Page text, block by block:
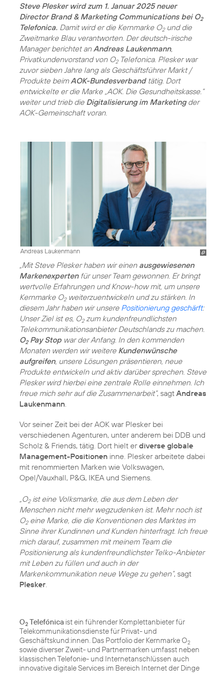
Steve Plesker wird zum 1. Januar 2025 neuer
Director Brand & Marketing Communications bei O2
Telefonica. Damit wird er die Kernmarke O2und die
Zweitmarke Blau verantworten. Der deutsch-irische
Manager berichtet anAndreas Laukenmann,
Privatkundenvorstand von O2Telefonica. Plesker war
zuvor sieben Jahre lang als Geschäftsführer Markt /
Produkte beimAOK-Bundesverbandtätig. Dort
entwickelte er die Marke „AOK. Die Gesundheitskasse.“
weiter und trieb die Digitalisierung im Marketingder
AOK-Gemeinschaft voran.
Andreas Laukenmann
„Mit Steve Plesker haben wir einen ausgewiesenen
Markenexpertenfür unser Team gewonnen. Er bringt
wertvolle Erfahrungen und Know-how mit, um unsere
Kernmarke O2weiterzuentwickeln und zu stärken. In
diesem Jahr haben wir unsere Positionierung geschärft:
Unser Ziel ist es, O2zum kundenfreundlichsten
Telekommunikationsanbieter Deutschlands zu machen.
O2Pay Stop war der Anfang. In den kommenden
Monaten werden wir weitere Kundenwünsche
aufgreifen, unsere Lösungen präsentieren, neue
Produkte entwickeln und aktiv darüber sprechen. Steve
Plesker wird hierbei eine zentrale Rolle einnehmen. Ich
freue mich sehr auf die Zusammenarbeit“, sagt Andreas
Laukenmann.
Vor seiner Zeit bei der AOK war Plesker bei
verschiedenen Agenturen, unter anderem bei DDB und
Scholz & Friends, tätig. Dort hielt erdiverse globale
Management-Positionen inne. Plesker arbeitete dabei
mit renommierten Marken wie Volkswagen,
Opel/Vauxhall, P&G, IKEA und Siemens.
„O2ist eine Volksmarke, die aus dem Leben der
Menschen nicht mehr wegzudenken ist. Mehr noch ist
O2eine Marke, die die Konventionen des Marktes im
Sinne ihrer Kundinnen und Kunden hinterfragt. Ich freue
mich darauf, zusammen mit meinem Team die
Positionierung als kundenfreundlichster Telko-Anbieter
mit Leben zu füllen und auch in der
Markenkommunikation neue Wege zu gehen“, sagt
Plesker.
O2 Telefónica ist ein führender Komplettanbieter für
Telekommunikationsdienste für Privat- und
Geschäftskund:innen. Das Portfolio der Kernmarke O2
sowie diverser Zweit- und Partnermarken umfasst neben
klassischen Telefonie- und Internetanschlüssen auch
innovative digitale Services im Bereich Internet der Dinge